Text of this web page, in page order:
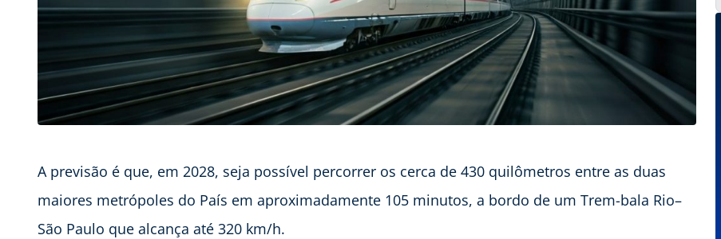
A previsão é que, em 2028, seja possível percorrer os cerca de 430 quilômetros entre as duas
maiores metrópoles do País em aproximadamente 105 minutos, a bordo de um Trem-bala Rio–
São Paulo que alcança até 320 km/h.